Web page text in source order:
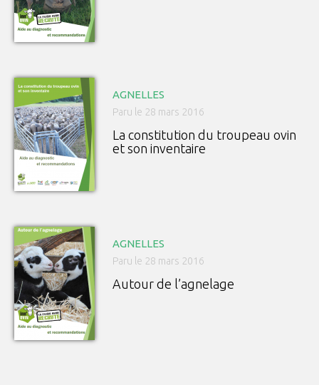
AGNELLES
Paru le 28 mars 2016
La constitution du troupeau ovin
et son inventaire
AGNELLES
Paru le 28 mars 2016
Autour de l’agnelage